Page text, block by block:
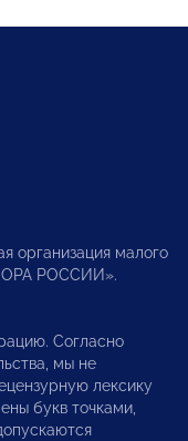
организация малого
РОССИИ».
Согласно
мы не
лексику
букв точками,